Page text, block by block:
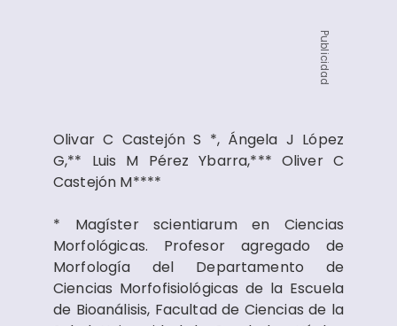
Publicidad
Olivar C Castejón S *, Ángela J López
G,** Luis M Pérez Ybarra,*** Oliver C
Castejón M****
* Magíster scientiarum en Ciencias
Morfológicas. Profesor agregado de
Morfología del Departamento de
Ciencias Morfofisiológicas de la Escuela
de Bioanálisis, Facultad de Ciencias de la